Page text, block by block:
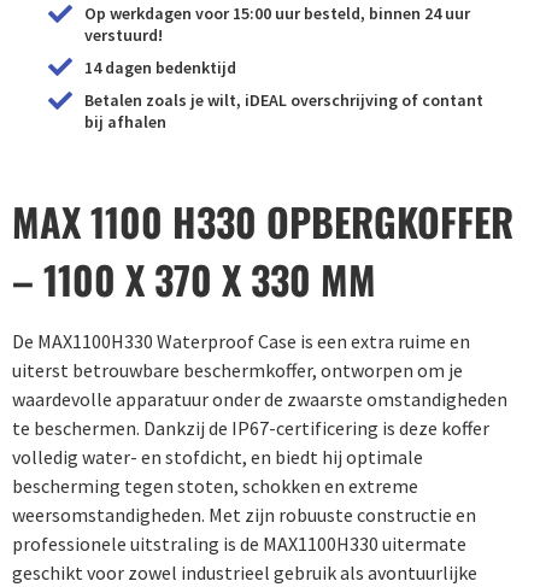
Op werkdagen voor 15:00 uur besteld, binnen 24 uur
verstuurd!
14 dagen bedenktijd
Betalen zoals je wilt, iDEAL overschrijving of contant
bij afhalen
MAX 1100 H330 OPBERGKOFFER
– 1100 X 370 X 330 MM
De MAX1100H330 Waterproof Case is een extra ruime en
uiterst betrouwbare beschermkoffer, ontworpen om je
waardevolle apparatuur onder de zwaarste omstandigheden
te beschermen. Dankzij de IP67-certificering is deze koffer
volledig water- en stofdicht, en biedt hij optimale
bescherming tegen stoten, schokken en extreme
weersomstandigheden. Met zijn robuuste constructie en
professionele uitstraling is de MAX1100H330 uitermate
geschikt voor zowel industrieel gebruik als avontuurlijke